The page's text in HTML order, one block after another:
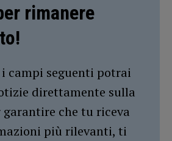
rimanere
campi seguenti potrai
direttamente sulla
garantire che tu riceva
più rilevanti, ti